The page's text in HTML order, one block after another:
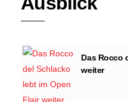
Das Rocco
weiter